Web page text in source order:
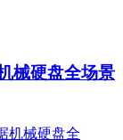
械硬盘全场景